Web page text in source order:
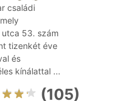
családi
utca 53. szám
tizenkét éve
és
kínálattal ...
(105)